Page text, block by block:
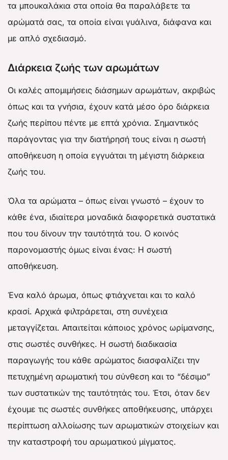
τα μπουκαλάκια στα οποία θα παραλάβετε τα
αρώματά σας, τα οποία είναι γυάλινα, διάφανα και
με απλό σχεδιασμό.
Διάρκεια ζωής των αρωμάτων
Οι καλές απομιμήσεις διάσημων αρωμάτων, ακριβώς
όπως και τα γνήσια, έχουν κατά μέσο όρο διάρκεια
ζωής περίπου πέντε με επτά χρόνια. Σημαντικός
παράγοντας για την διατήρησή τους είναι η σωστή
αποθήκευση η οποία εγγυάται τη μέγιστη διάρκεια
ζωής του.
Όλα τα αρώματα – όπως είναι γνωστό – έχουν το
κάθε ένα, ιδιαίτερα μοναδικά διαφορετικά συστατικά
που του δίνουν την ταυτότητά του. Ο κοινός
παρονομαστής όμως είναι ένας: Η σωστή
αποθήκευση.
Ένα καλό άρωμα, όπως φτιάχνεται και το καλό
κρασί. Αρχικά φιλτράρεται, στη συνέχεια
μεταγγίζεται. Απαιτείται κάποιος χρόνος ωρίμανσης,
στις σωστές συνθήκες. Η σωστή διαδικασία
παραγωγής του κάθε αρώματος διασφαλίζει την
πετυχημένη αρωματική του σύνθεση και το “δέσιμο”
των συστατικών της ταυτότητάς του. Έτσι, όταν δεν
έχουμε τις σωστές συνθήκες αποθήκευσης, υπάρχει
περίπτωση αλλοίωσης των αρωματικών στοιχείων και
την καταστροφή του αρωματικού μίγματος.